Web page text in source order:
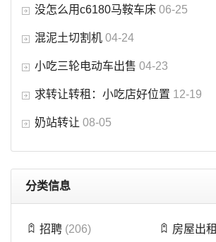
没怎么用c6180马鞍车床 06-25
混泥土切割机 04-24
小吃三轮电动车出售 04-23
求转让转租：小吃店好位置 12-19
奶站转让 08-05
分类信息
招聘 (206) 房屋出租